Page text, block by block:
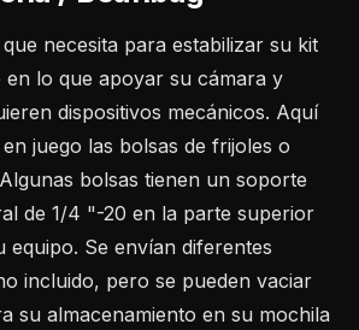
necesita para estabilizar su kit
en lo que apoyar su cámara y
dispositivos mecánicos. Aquí
juego las bolsas de frijoles o
bolsas tienen un soporte
de 1/4 "-20 en la parte superior
equipo. Se envían diferentes
incluido, pero se pueden vaciar
su almacenamiento en su mochila